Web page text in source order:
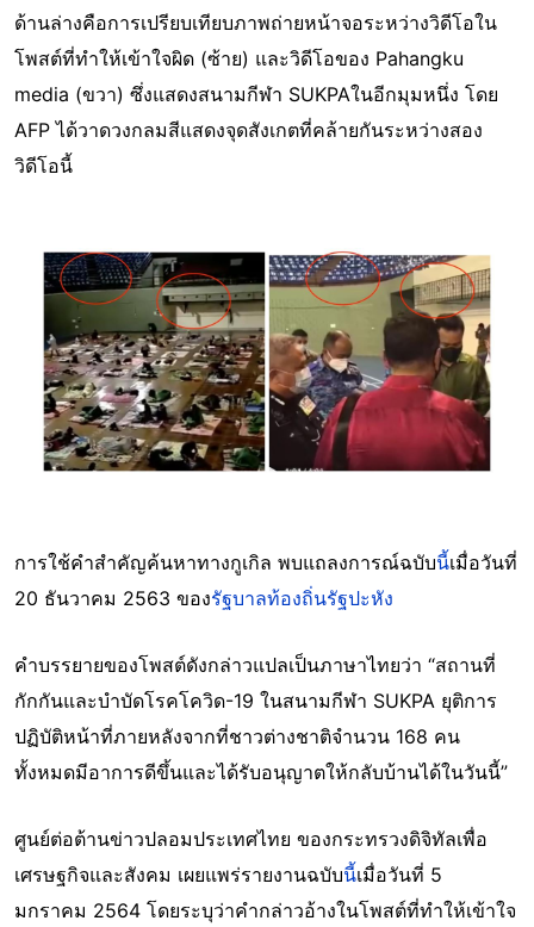
ด้านล่างคือการเปรียบเทียบภาพถ่ายหน้าจอระหว่างวิดีโอใน
โพสต์ที่ทำให้เข้าใจผิด (ซ้าย) และวิดีโอของ Pahangku
media (ขวา) ซึ่งแสดงสนามกีฬา SUKPAในอีกมุมหนึ่ง โดย
AFP ได้วาดวงกลมสีแสดงจุดสังเกตที่คล้ายกันระหว่างสอง
วิดีโอนี้
Image
การใช้คำสำคัญค้นหาทางกูเกิล พบแถลงการณ์ฉบับนี้เมื่อวันที่
20 ธันวาคม 2563 ของรัฐบาลท้องถิ่นรัฐปะหัง
คำบรรยายของโพสต์ดังกล่าวแปลเป็นภาษาไทยว่า “สถานที่
กักกันและบำบัดโรคโควิด-19 ในสนามกีฬา SUKPA ยุติการ
ปฏิบัติหน้าที่ภายหลังจากที่ชาวต่างชาติจำนวน 168 คน
ทั้งหมดมีอาการดีขึ้นและได้รับอนุญาตให้กลับบ้านได้ในวันนี้”
ศูนย์ต่อต้านข่าวปลอมประเทศไทย ของกระทรวงดิจิทัลเพื่อ
เศรษฐกิจและสังคม เผยแพร่รายงานฉบับนี้เมื่อวันที่ 5
มกราคม 2564 โดยระบุว่าคำกล่าวอ้างในโพสต์ที่ทำให้เข้าใจ